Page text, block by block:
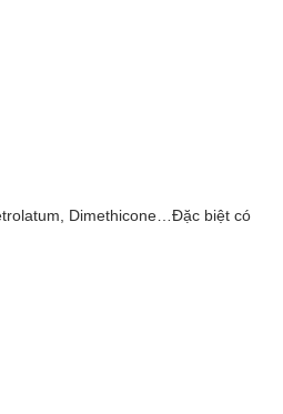
Dimethicone…Đặc biệt có